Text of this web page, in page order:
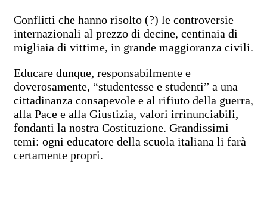
Conflitti che hanno risolto (?) le controversie
internazionali al prezzo di decine, centinaia di
migliaia di vittime, in grande maggioranza civili.
Educare dunque, responsabilmente e
doverosamente, “studentesse e studenti” a una
cittadinanza consapevole e al rifiuto della guerra,
alla Pace e alla Giustizia, valori irrinunciabili,
fondanti la nostra Costituzione. Grandissimi
temi: ogni educatore della scuola italiana li farà
certamente propri.